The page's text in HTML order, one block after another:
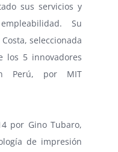
sus servicios y
Su
seleccionada
los 5 innovadores
Perú, por MIT
por Gino Tubaro,
de impresión